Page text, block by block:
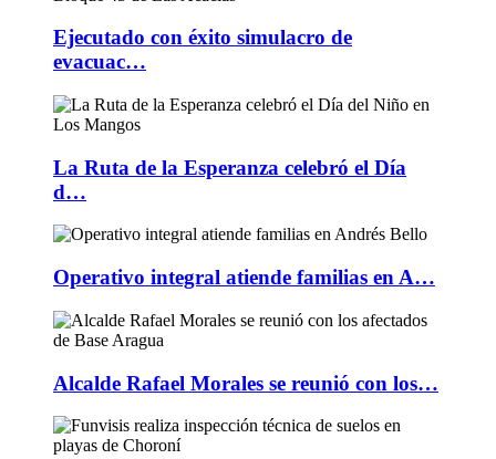
Ejecutado con éxito simulacro de
evacuac…
La Ruta de la Esperanza celebró el Día
d…
Operativo integral atiende familias en A…
Alcalde Rafael Morales se reunió con los…